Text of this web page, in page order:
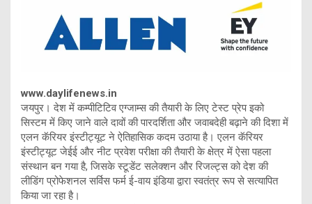
www.daylifenews.in
जयपुर। देश में कम्पीटिटिव एग्जाम्स की तैयारी के लिए टेस्ट प्रेप इको
सिस्टम में किए जाने वाले दावों की पारदर्शिता और जवाबदेही बढ़ाने की दिशा में
एलन कॅरियर इंस्टीट्यूट ने ऐतिहासिक कदम उठाया है। एलन कॅरियर
इंस्टीट्यूट जेईई और नीट प्रवेश परीक्षा की तैयारी के क्षेत्र में ऐसा पहला
संस्थान बन गया है, जिसके स्टूडेंट सलेक्शन और रिजल्ट्स को देश की
लीडिंग प्रोफेशनल सर्विस फर्म ई-वाय इंडिया द्वारा स्वतंत्र रूप से सत्यापित
किया जा रहा है।